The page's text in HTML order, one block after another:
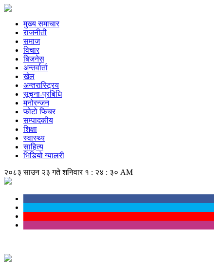
मुख्य समाचार
राजनीती
समाज
विचार
बिजनेस
अन्तर्वार्ता
खेल
अन्तरास्ट्रिय
सूचना-प्रबिधि
मनोरन्जन
फोटो फिचर
सम्पादकीय
शिक्षा
स्वास्थ्य
साहित्य
भिडियो ग्यालरी
२०८३ साउन २३ गते शनिवार १ : २४ : ३० AM